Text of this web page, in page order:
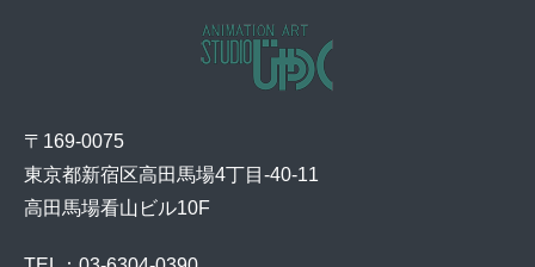
〒169-0075
東京都新宿区高田馬場4丁目-40-11
高田馬場看山ビル10F